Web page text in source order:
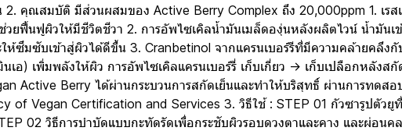
2. คุณสมบัติ มีส่วนผสมของ Active Berry Complex ถึง 20,000ppm 1. เรส
วยฟื้นฟูผิวให้มีชีวิตชีวา 2. การอัพไซเคิลน้ำมันเมล็ดองุ่นหลังผลิตไวน์ น้ำมั
ห้ซึมซับเข้าสู่ผิวได้ดีขึ้น 3. Cranbetinol จากแครนเบอร์รีที่มีความคล้ายคลึง
อ) เพิ่มพลังให้ผิว การอัพไซเคิลแครนเบอร์รี่ เก็บเกี่ยว -> เก็บเปลือกหลังส
Active Berry ได้ผ่านกระบวนการสกัดเย็นและทำให้บริสุทธิ์ ผ่านการทดส
of Vegan Certification and Services 3. วิธีใช้ : STEP 01 กัวซารูปตั
02 วิธีการบำบัดแบบกะทัดรัดเพื่อกระชับผิวรอบดวงตาและคาง และผ่อน